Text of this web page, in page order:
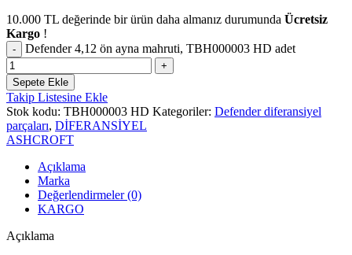
10.000 TL değerinde bir ürün daha almanız durumunda Ücretsiz
Kargo !
Defender 4,12 ön ayna mahruti, TBH000003 HD adet
Sepete Ekle
Takip Listesine Ekle
Stok kodu: TBH000003 HD Kategoriler: Defender diferansiyel
parçaları, DİFERANSİYEL
ASHCROFT
Açıklama
Marka
Değerlendirmeler (0)
KARGO
Açıklama